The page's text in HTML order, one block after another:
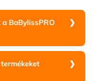
BaBylissPRO